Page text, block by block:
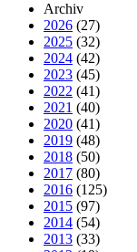
Archiv
2026 (27)
2025 (32)
2024 (42)
2023 (45)
2022 (41)
2021 (40)
2020 (41)
2019 (48)
2018 (50)
2017 (80)
2016 (125)
2015 (97)
2014 (54)
2013 (33)